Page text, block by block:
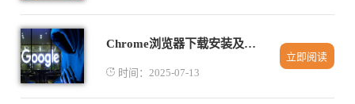
Chrome浏览器下载安装及浏览器书签备份方法
时间：2025-07-13
立即阅读